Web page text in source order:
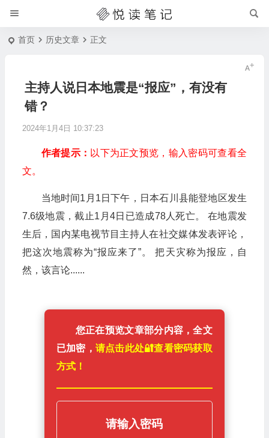
首页 历史文章 正文
主持人说日本地震是“报应”，有没有
错？
2024年1月4日 10:37:23
作者提示： 以下为正文预览，输入密码可查看全
文。
当地时间1月1日下午，日本石川县能登地区发生
7.6级地震，截止1月4日已造成78人死亡。 在地震发
生后，国内某电视节目主持人在社交媒体发表评论，
把这次地震称为“报应来了”。 把天灾称为报应，自
然，该言论......
您正在预览文章部分内容，全文
已加密， 请点击此处🔐️查看密码获取
方式！
请输入密码